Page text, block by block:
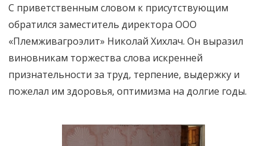
С приветственным словом к присутствующим
обратился заместитель директора ООО
«Племживагроэлит» Николай Хихлач. Он выразил
виновникам торжества слова искренней
признательности за труд, терпение, выдержку и
пожелал им здоровья, оптимизма на долгие годы.